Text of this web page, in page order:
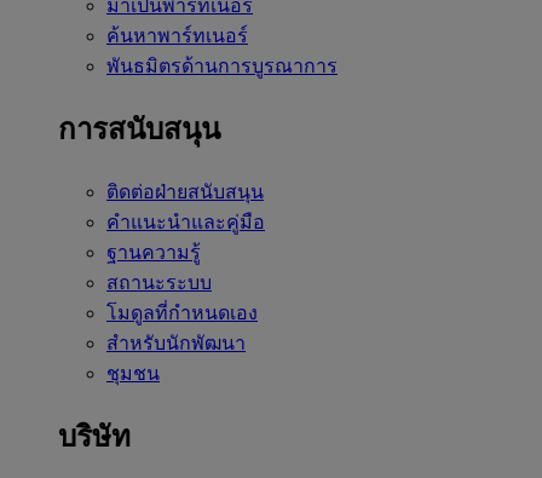
มาเป็นพาร์ทเนอร์
ค้นหาพาร์ทเนอร์
พันธมิตรด้านการบูรณาการ
การสนับสนุน
ติดต่อฝ่ายสนับสนุน
คำแนะนำและคู่มือ
ฐานความรู้
สถานะระบบ
โมดูลที่กำหนดเอง
สำหรับนักพัฒนา
ชุมชน
บริษัท